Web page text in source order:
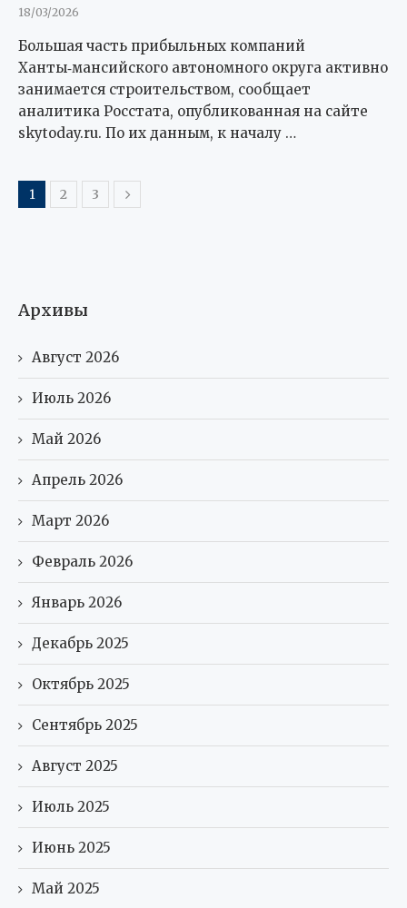
18/03/2026
Большая часть прибыльных компаний
Ханты‑мансийского автономного округа активно
занимается строительством, сообщ­ает
аналитика Росстата, опубликованная на сайте
skytoday.ru. По их данным, к началу …
1 2 3
Архивы
Август 2026
Июль 2026
Май 2026
Апрель 2026
Март 2026
Февраль 2026
Январь 2026
Декабрь 2025
Октябрь 2025
Сентябрь 2025
Август 2025
Июль 2025
Июнь 2025
Май 2025